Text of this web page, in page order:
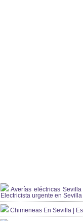
Averías eléctricas
Electricista urgente en
Chimeneas En Sevilla |